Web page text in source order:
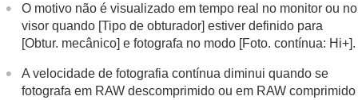
O motivo não é visualizado em tempo real no monitor ou no
visor quando [Tipo de obturador] estiver definido para
[Obtur. mecânico] e fotografa no modo [Foto. contínua: Hi+].
A velocidade de fotografia contínua diminui quando se
fotografa em RAW descomprimido ou em RAW comprimido